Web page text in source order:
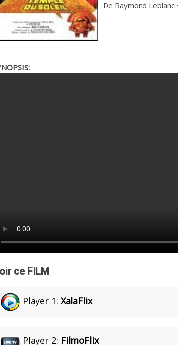
De Raymond Leblanc
ce FILM
Player 1: XalaFlix
Player 2: FilmoFlix